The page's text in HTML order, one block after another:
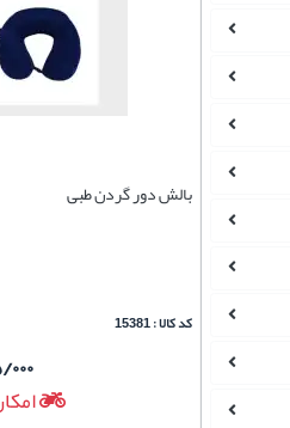
بالش دور گردن طبی
کد کالا : 15381